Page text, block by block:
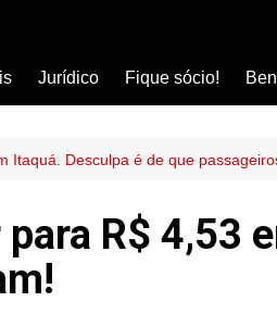
Jurídico Fique sócio!
Itaquá. Desculpa é de que
R$ 4,53